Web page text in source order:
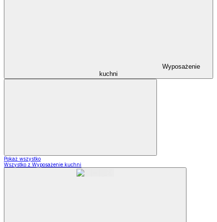
Wyposażenie
kuchni
Pokaż wszystko
Wszystko z Wyposażenie kuchni